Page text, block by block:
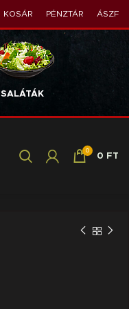
KOSÁR PÉNZTÁR ÁSZF
SALÁTÁK
0
0 FT